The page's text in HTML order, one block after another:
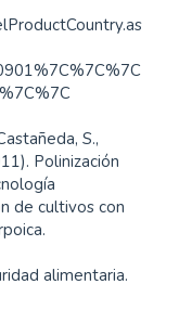
S.,
Polinización
de cultivos con
alimentaria.